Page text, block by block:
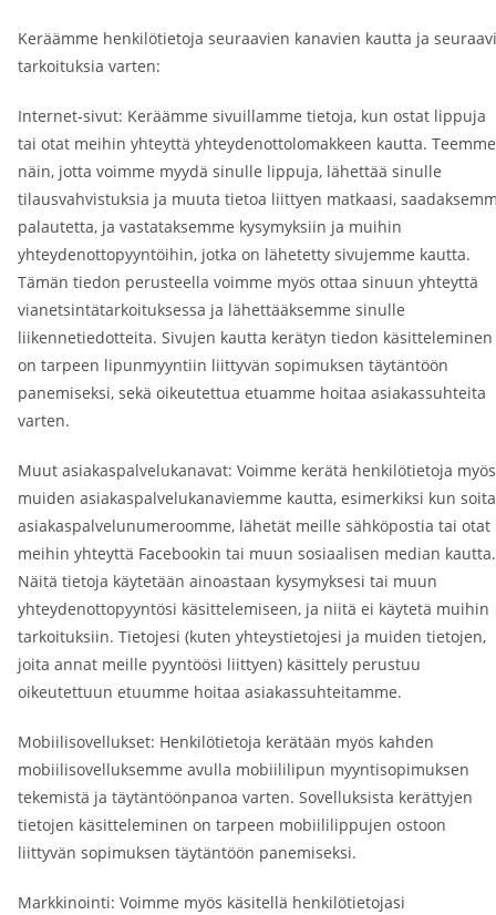
Keräämme henkilötietoja seuraavien kanavien kautta ja
tarkoituksia varten:
Internet-sivut: Keräämme sivuillamme tietoja, kun ostat lippuja
tai otat meihin yhteyttä yhteydenottolomakkeen kautta. Teemme
näin, jotta voimme myydä sinulle lippuja, lähettää sinulle
tilausvahvistuksia ja muuta tietoa liittyen matkaasi,
palautetta, ja vastataksemme kysymyksiin ja muihin
yhteydenottopyyntöihin, jotka on lähetetty sivujemme kautta.
Tämän tiedon perusteella voimme myös ottaa sinuun yhteyttä
vianetsintätarkoituksessa ja lähettääksemme sinulle
liikennetiedotteita. Sivujen kautta kerätyn tiedon käsitteleminen
on tarpeen lipunmyyntiin liittyvän sopimuksen täytäntöön
panemiseksi, sekä oikeutettua etuamme hoitaa asiakassuhteita
varten.
Muut asiakaspalvelukanavat: Voimme kerätä henkilötietoja myös
muiden asiakaspalvelukanaviemme kautta, esimerkiksi kun
asiakaspalvelunumeroomme, lähetät meille sähköpostia tai otat
meihin yhteyttä Facebookin tai muun sosiaalisen median kautta.
Näitä tietoja käytetään ainoastaan kysymyksesi tai muun
yhteydenottopyyntösi käsittelemiseen, ja niitä ei käytetä muihin
tarkoituksiin. Tietojesi (kuten yhteystietojesi ja muiden tietojen,
joita annat meille pyyntöösi liittyen) käsittely perustuu
oikeutettuun etuumme hoitaa asiakassuhteitamme.
Mobiilisovellukset: Henkilötietoja kerätään myös kahden
mobiilisovelluksemme avulla mobiililipun myyntisopimuksen
tekemistä ja täytäntöönpanoa varten. Sovelluksista kerättyjen
tietojen käsitteleminen on tarpeen mobiililippujen ostoon
liittyvän sopimuksen täytäntöön panemiseksi.
Markkinointi: Voimme myös käsitellä henkilötietojasi